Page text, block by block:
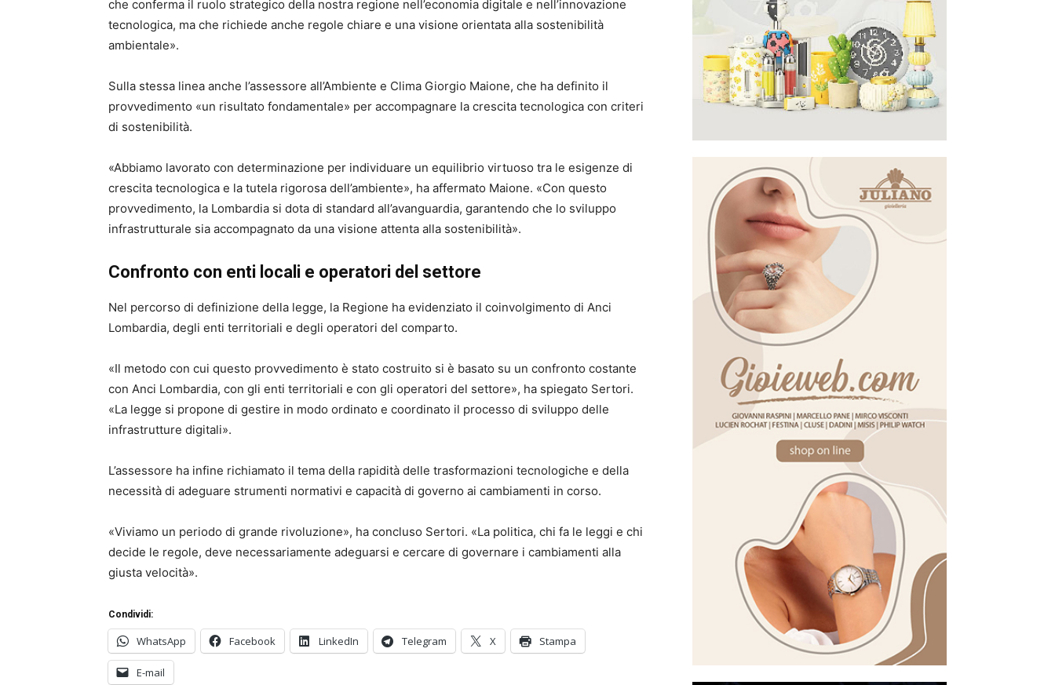
che conferma il ruolo strategico della nostra regione nell’economia digitale e nell’innovazione
tecnologica, ma che richiede anche regole chiare e una visione orientata alla sostenibilità
ambientale».
Sulla stessa linea anche l’assessore all’Ambiente e Clima Giorgio Maione, che ha definito il
provvedimento «un risultato fondamentale» per accompagnare la crescita tecnologica con criteri
di sostenibilità.
«Abbiamo lavorato con determinazione per individuare un equilibrio virtuoso tra le esigenze di
crescita tecnologica e la tutela rigorosa dell’ambiente», ha affermato Maione. «Con questo
provvedimento, la Lombardia si dota di standard all’avanguardia, garantendo che lo sviluppo
infrastrutturale sia accompagnato da una visione attenta alla sostenibilità».
Confronto con enti locali e operatori del settore
Nel percorso di definizione della legge, la Regione ha evidenziato il coinvolgimento di Anci
Lombardia, degli enti territoriali e degli operatori del comparto.
«Il metodo con cui questo provvedimento è stato costruito si è basato su un confronto costante
con Anci Lombardia, con gli enti territoriali e con gli operatori del settore», ha spiegato Sertori.
«La legge si propone di gestire in modo ordinato e coordinato il processo di sviluppo delle
infrastrutture digitali».
L’assessore ha infine richiamato il tema della rapidità delle trasformazioni tecnologiche e della
necessità di adeguare strumenti normativi e capacità di governo ai cambiamenti in corso.
«Viviamo un periodo di grande rivoluzione», ha concluso Sertori. «La politica, chi fa le leggi e chi
decide le regole, deve necessariamente adeguarsi e cercare di governare i cambiamenti alla
giusta velocità».
Condividi:
WhatsApp Facebook LinkedIn Telegram X Stampa
E-mail